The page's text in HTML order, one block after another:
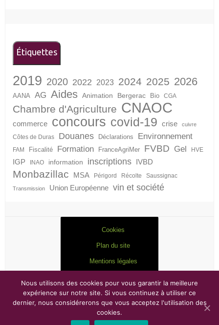
Étiquettes
2019 2020 2022 2023 2024 2025 2026
AANA AG Aides Animation Bergerac Bio CGA
Chambre d'Agriculture CNAOC
commerce concours covid-19 crise cuivre
Côtes de Duras Douanes Déclarations Environnement
FAM Fiscalité Formation FranceAgriMer FVBD Gel HVE
IGP INAO information inscriptions IVBD
Monbazillac MSA Périgord Récolte Saussignac
Transmission Union Européenne vin et société
Cookies
Plan du site
Mentions légales
. Thème par Colorlib WordPress
Nous utilisons des cookies pour vous garantir la meilleure
expérience sur notre site. Si vous continuez à utiliser ce
dernier, nous considérerons que vous acceptez l'utilisation des
cookies.